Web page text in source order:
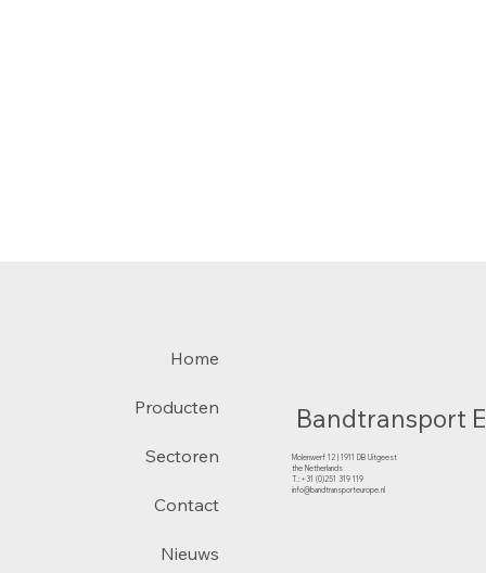
Bandtransport
Molenwerf 12 | 1911 DB Uitgeest
the Netherlands
T.:+31 (0)251 319 119
info@bandtransporteurope.nl
Home
Producten
Sectoren
Contact
Nieuws